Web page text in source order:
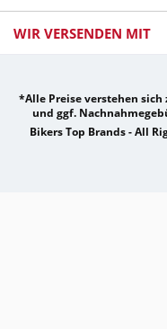
WIR VERSENDEN MIT
*Alle Preise verstehen
und ggf.
Bikers Top Brands - All